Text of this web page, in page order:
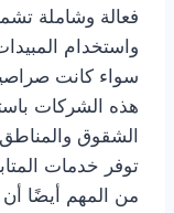
فعالة وشاملة
واستخدام
سواء كانت صراصير
هذه الشركات
الشقوق
توفر خدمات
من المهم أيضًا أن